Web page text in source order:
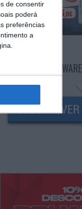
de consentir
poderá
preferências
a
NEWSLETTER PPLWARE